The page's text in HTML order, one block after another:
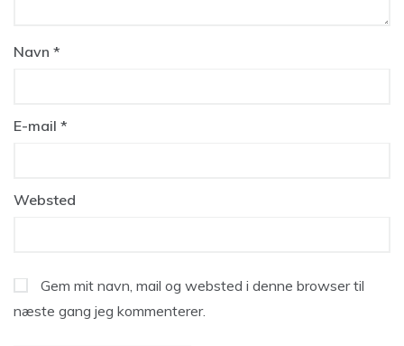
Navn *
E-mail *
Websted
Gem mit navn, mail og websted i denne browser til
næste gang jeg kommenterer.